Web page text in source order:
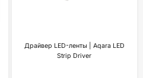
Драйвер LED-ленты | Aqara LED
Strip Driver